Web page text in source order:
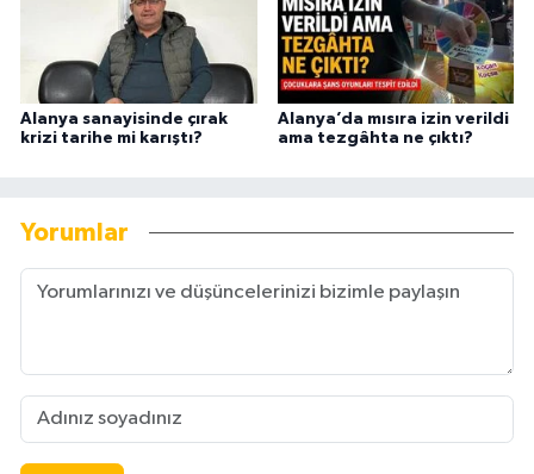
Alanya sanayisinde çırak
krizi tarihe mi karıştı?
Alanya’da mısıra izin verildi
ama tezgâhta ne çıktı?
Yorumlar